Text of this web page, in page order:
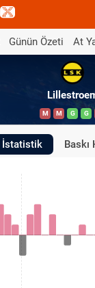
Günün Özeti At
M M G G
İstatistik Baskı